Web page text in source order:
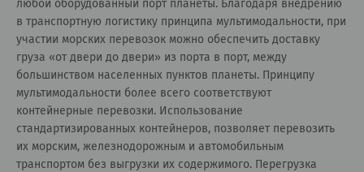
любой оборудованный порт планеты. Благодаря внедрению
в транспортную логистику принципа мультимодальности, при
участии морских перевозок можно обеспечить доставку
груза «от двери до двери» из порта в порт, между
большинством населенных пунктов планеты. Принципу
мультимодальности более всего соответствуют
контейнерные перевозки. Использование
стандартизированных контейнеров, позволяет перевозить
их морским, железнодорожным и автомобильным
транспортом без выгрузки их содержимого. Перегрузка